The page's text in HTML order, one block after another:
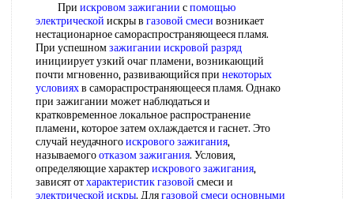
При искровом зажигании спомощью
электрической искры в газовой смеси возникает
нестационарное самораспространяющееся пламя.
При успешномзажигании искровой разряд
инициирует узкий очаг пламени, возникающий
почти мгновенно, развивающийся при некоторых
условияхв самораспространяющееся пламя. Однако
при зажигании может наблюдаться и
кратковременное локальное распространение
пламени, которое затем охлаждается и гаснет. Это
случай неудачногоискрового зажигания,
называемогоотказом зажигания. Условия,
определяющие характерискрового зажигания,
зависят отхарактеристик газовой смеси и
электрической искры. Длягазовой смеси основными